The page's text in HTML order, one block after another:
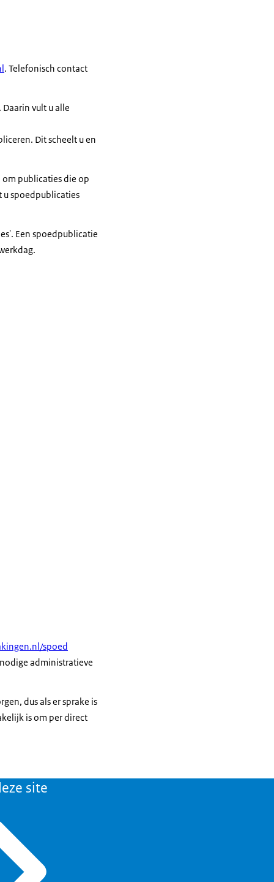
. Telefonisch contact
Daarin vult u alle
Dit scheelt u en
publicaties die op
u spoedpublicaties
Een spoedpublicatie
spoed
administratieve
dus als er sprake is
is om per direct
site